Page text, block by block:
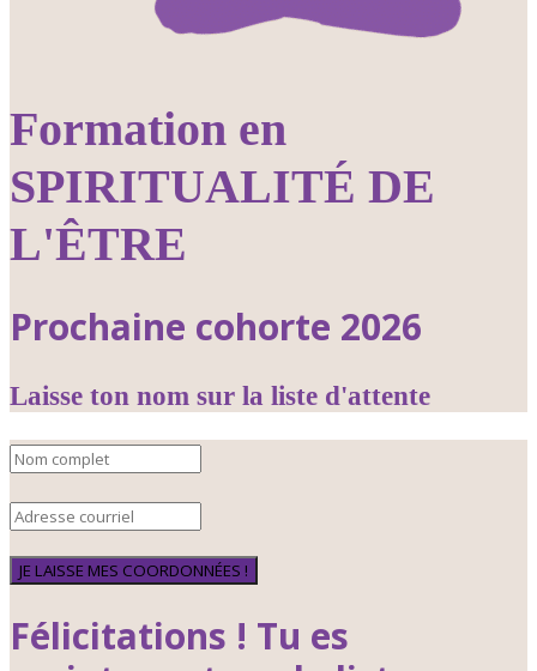
Formation en
SPIRITUALITÉ DE
L'ÊTRE
Prochaine cohorte 2026
Laisse ton nom sur la liste d'attente
JE LAISSE MES COORDONNÉES !
Félicitations ! Tu es